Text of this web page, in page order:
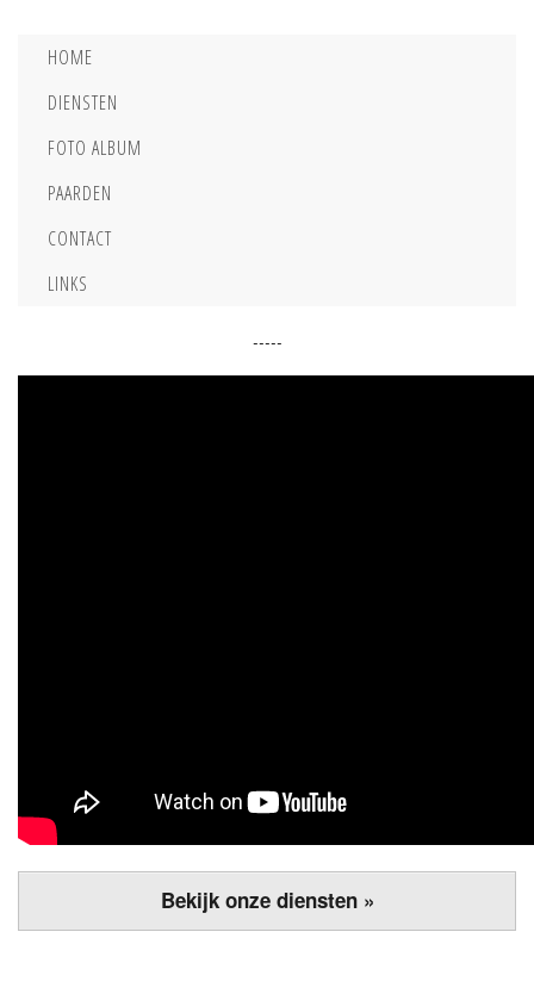
HOME
DIENSTEN
FOTO ALBUM
PAARDEN
CONTACT
LINKS
-----
Bekijk onze diensten »